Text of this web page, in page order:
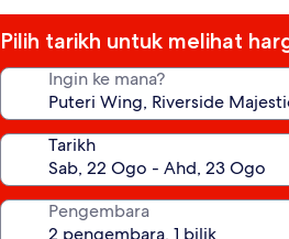
Pilih tarikh untuk melihat
Ingin ke mana?
Tarikh
Pengembara